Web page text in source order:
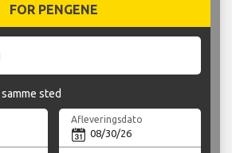
FOR PENGENE
sted
Afleveringsdato